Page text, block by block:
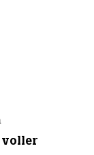
voller